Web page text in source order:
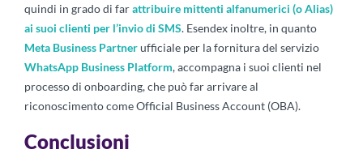
quindi in grado di farattribuire mittenti alfanumerici (o Alias)
ai suoi clienti per l’invio di SMS. Esendex inoltre, in quanto
Meta Business Partnerufficiale per la fornitura del servizio
WhatsApp Business Platform, accompagna i suoi clienti nel
processo di onboarding, che può far arrivare al
riconoscimento come Official Business Account (OBA).
Conclusioni